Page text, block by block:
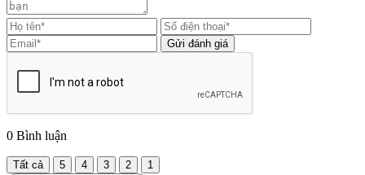
Gửi đánh giá
0 Bình luận
Tất cả 5 4 3 2 1